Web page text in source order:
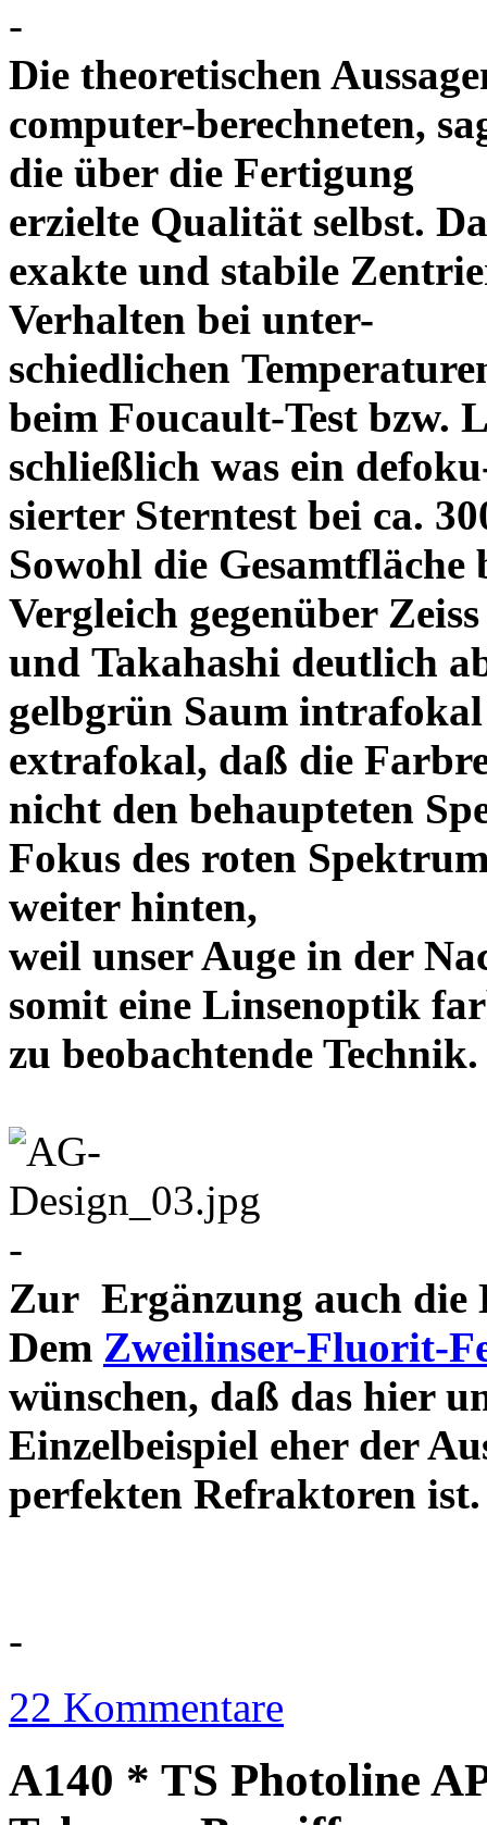
-
Die theoretischen
computer-berechneten,
die über die Fertigung
erzielte Qualität selbst.
exakte und stabile
Verhalten bei unter-
schiedlichen
beim Foucault-Test bzw.
schließlich was ein
sierter Sterntest bei ca.
Sowohl die
Vergleich gegenüber Zeiss
und Takahashi deutlich
gelbgrün Saum
extrafokal, daß die
nicht den behaupteten
Fokus des roten
weiter hinten,
weil unser Auge in der
somit eine Linsenoptik
zu beobachtende
-
Zur Ergänzung auch die
Dem Zweilinser-Fluorit-
wünschen, daß das hier
Einzelbeispiel eher der
perfekten
-
22 Kommentare
A140 * TS Photoline